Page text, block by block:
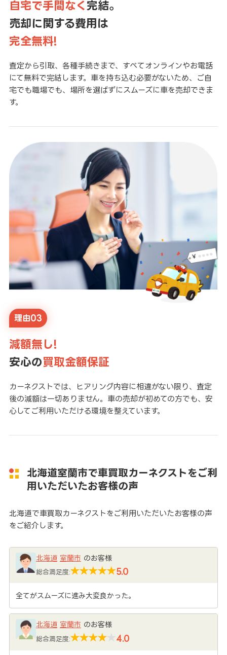
自宅で手間なく 完結。
売却に関する費用は
完全無料!
査定から引取、各種手続きまで、すべてオンラインやお電話
にて無料で完結します。車を持ち込む必要がないため、ご自
宅でも職場でも、場所を選ばずにスムーズに車を売却できま
す。
理由03
減額無し!
安心の買取金額保証
カーネクストでは、ヒアリング内容に相違がない限り、査定
後の減額は一切ありません。車の売却が初めての方でも、安
心してご利用いただける環境を整えています。
北海道室蘭市で車買取カーネクストをご利
用いただいたお客様の声
北海道で車買取カーネクストをご利用いただいたお客様の声
をご紹介します。
北海道 室蘭市 のお客様
総合満足度: 5.0
全てがスムーズに進み大変良かった。
北海道 室蘭市 のお客様
総合満足度: 4.0